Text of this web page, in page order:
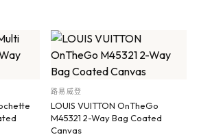
路易威登
LOUIS VUITTON OnTheGo
M45321 2-Way Bag Coated
Canvas